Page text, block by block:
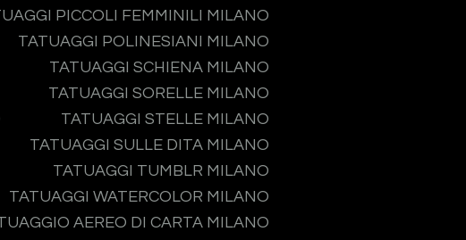
PICCOLI FEMMINILI MILANO
TATUAGGI POLINESIANI MILANO
TATUAGGI SCHIENA MILANO
TATUAGGI SORELLE MILANO
TATUAGGI STELLE MILANO
TATUAGGI SULLE DITA MILANO
TATUAGGI TUMBLR MILANO
TATUAGGI WATERCOLOR MILANO
AEREO DI CARTA MILANO